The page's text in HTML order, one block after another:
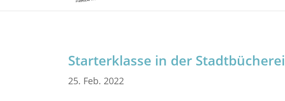
Starterklasse in der Stadtbücherei
25. Feb. 2022